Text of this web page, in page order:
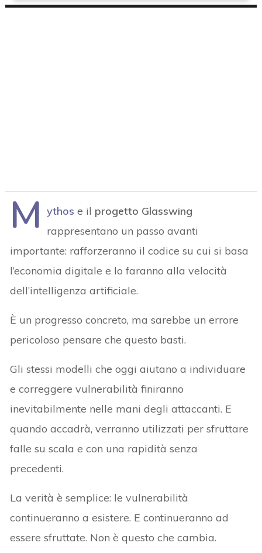
M ythos e il progetto Glasswing
rappresentano un passo avanti
importante: rafforzeranno il codice su cui si basa
l’economia digitale e lo faranno alla velocità
dell’intelligenza artificiale.
È un progresso concreto, ma sarebbe un errore
pericoloso pensare che questo basti.
Gli stessi modelli che oggi aiutano a individuare
e correggere vulnerabilità finiranno
inevitabilmente nelle mani degli attaccanti. E
quando accadrà, verranno utilizzati per sfruttare
falle su scala e con una rapidità senza
precedenti.
La verità è semplice: le vulnerabilità
continueranno a esistere. E continueranno ad
essere sfruttate. Non è questo che cambia.